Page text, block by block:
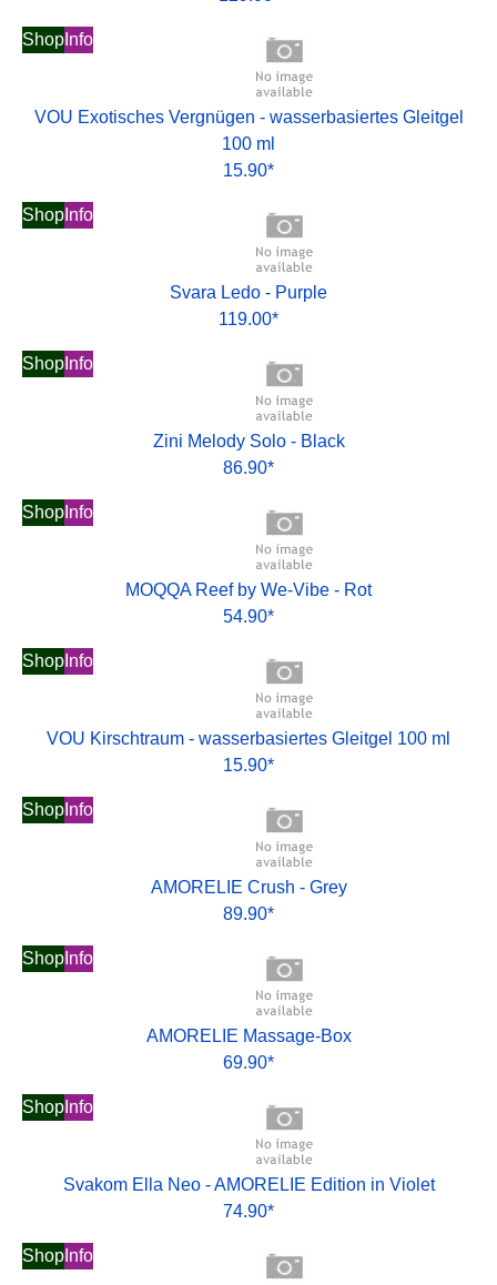
Shop Info
VOU Exotisches Vergnügen - wasserbasiertes Gleitgel
100 ml
15.90*
Shop Info
Svara Ledo - Purple
119.00*
Shop Info
Zini Melody Solo - Black
86.90*
Shop Info
MOQQA Reef by We-Vibe - Rot
54.90*
Shop Info
VOU Kirschtraum - wasserbasiertes Gleitgel 100 ml
15.90*
Shop Info
AMORELIE Crush - Grey
89.90*
Shop Info
AMORELIE Massage-Box
69.90*
Shop Info
Svakom Ella Neo - AMORELIE Edition in Violet
74.90*
Shop Info